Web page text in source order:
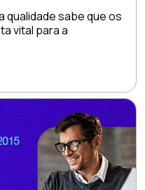
qualidade sabe que os
vital para a